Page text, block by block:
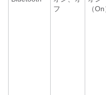
フ
（On